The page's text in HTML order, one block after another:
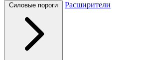
Силовые пороги Расширители